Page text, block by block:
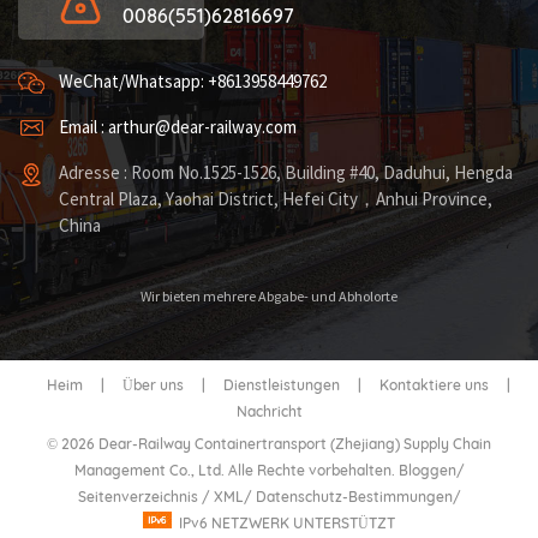
0086(551)62816697
WeChat/Whatsapp: +8613958449762
Email : arthur@dear-railway.com
Adresse : Room No.1525-1526, Building #40, Daduhui, Hengda
Central Plaza, Yaohai District, Hefei City，Anhui Province,
China
Wir bieten mehrere Abgabe- und Abholorte
Heim Über uns Dienstleistungen Kontaktiere uns
Nachricht
© 2026 Dear-Railway Containertransport (Zhejiang) Supply Chain
Management Co., Ltd. Alle Rechte vorbehalten. Bloggen/
Seitenverzeichnis / XML/ Datenschutz-Bestimmungen/
IPv6 NETZWERK UNTERSTÜTZT